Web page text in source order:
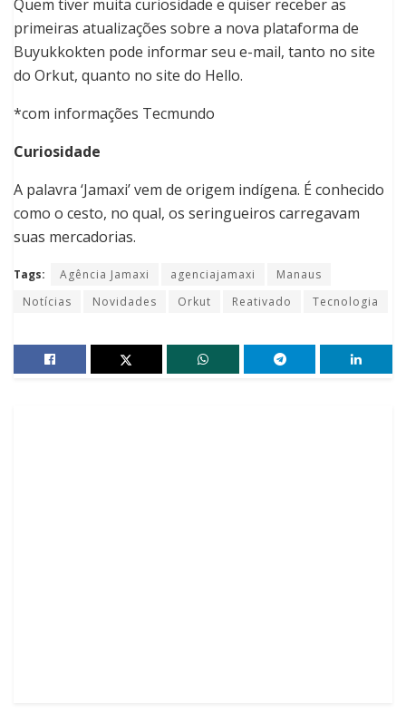
Quem tiver muita curiosidade e quiser receber as
primeiras atualizações sobre a nova plataforma de
Buyukkokten pode informar seu e-mail, tanto no site
do Orkut, quanto no site do Hello.
*com informações Tecmundo
Curiosidade
A palavra ‘Jamaxi’ vem de origem indígena. É conhecido
como o cesto, no qual, os seringueiros carregavam
suas mercadorias.
Tags: Agência Jamaxi agenciajamaxi
Manaus
Notícias
Novidades Orkut Reativado Tecnologia